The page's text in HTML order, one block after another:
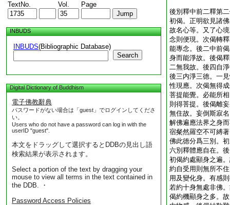
TextNo. Vol. Page
INBUDS
INBUDS(Bibliographic Database)
Search
Digital Dictionary of Buddhism
電子佛教辭典
パスワードがない場合は「guest」でログインしてくださ
い。
Users who do not have a password can log in with the
userID "guest".
本文をドラッグして選択するとDDBの見出し語
検索結果が表示されます。
Select a portion of the text by dragging your
mouse to view all terms in the text contained in
the DDB. ・
Password Access Policies
後別釋中前二釋第
初偈。正明欲見諸
故名心等。又了心
念則便現。次偈轉
能專念。後二中前
身而能淨故。後偈
二無我故。後四自
後三内淨三徳。一
性現應。次偈無得
菩提能覺。必能所
則得菩提。後偈離
無住故。妄倒斯寂
解佛遍應法界之身
宿粲然羅空不可縛
佛此徳分爲三別。
六別釋體應自在。
初偈約處顯身之遍
約自受用則無所不
用及變化身。有感
若約十身無處非佛
偈約機顯身之多。